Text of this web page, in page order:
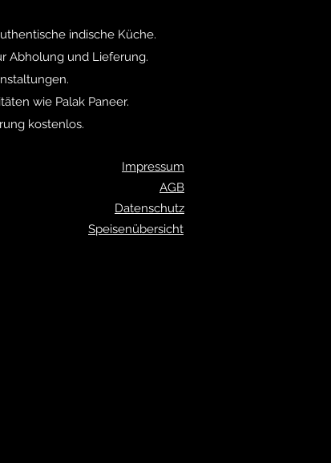
indische Küche.
Abholung und Lieferung.
wie Palak Paneer.
kostenlos.
Impressum
AGB
Datenschutz
Speisenübersicht